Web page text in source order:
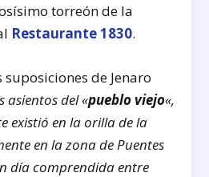
torreón de la
Restaurante 1830.
de Jenaro
asientos del «pueblo viejo«,
existió en la orilla de la
en la zona de Puentes
día comprendida entre